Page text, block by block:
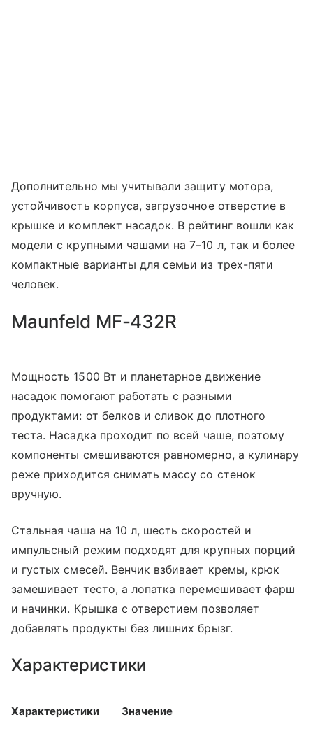
Дополнительно мы учитывали защиту мотора,
устойчивость корпуса, загрузочное отверстие в
крышке и комплект насадок. В рейтинг вошли как
модели с крупными чашами на 7–10 л, так и более
компактные варианты для семьи из трех-пяти
человек.
Maunfeld MF-432R
Мощность 1500 Вт и планетарное движение
насадок помогают работать с разными
продуктами: от белков и сливок до плотного
теста. Насадка проходит по всей чаше, поэтому
компоненты смешиваются равномерно, а кулинару
реже приходится снимать массу со стенок
вручную.
Стальная чаша на 10 л, шесть скоростей и
импульсный режим подходят для крупных порций
и густых смесей. Венчик взбивает кремы, крюк
замешивает тесто, а лопатка перемешивает фарш
и начинки. Крышка с отверстием позволяет
добавлять продукты без лишних брызг.
Характеристики
Характеристики Значение